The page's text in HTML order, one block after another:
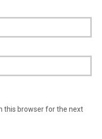
this browser for the next